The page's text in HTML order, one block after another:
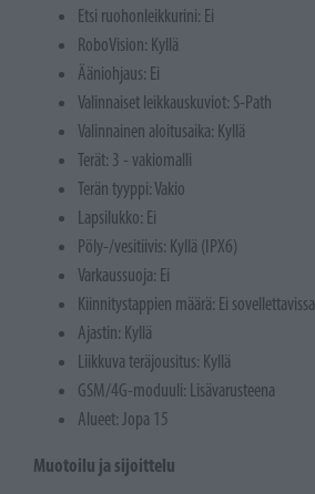
Etsi ruohonleikkurini: Ei
RoboVision: Kyllä
Ääniohjaus: Ei
Valinnaiset leikkauskuviot: S-Path
Valinnainen aloitusaika: Kyllä
Terät: 3 - vakiomalli
Terän tyyppi: Vakio
Lapsilukko: Ei
Pöly-/vesitiivis: Kyllä (IPX6)
Varkaussuoja: Ei
Kiinnitystappien määrä: Ei sovellettavissa
Ajastin: Kyllä
Liikkuva teräjousitus: Kyllä
GSM/4G-moduuli: Lisävarusteena
Alueet: Jopa 15
Muotoilu ja sijoittelu